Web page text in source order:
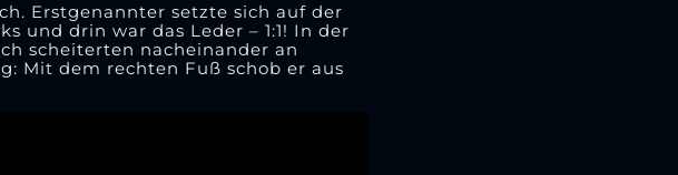
Erstgenannter setzte sich auf der
und drin war das Leder – 1:1! In der
scheiterten nacheinander an
Mit dem rechten Fuß schob er aus